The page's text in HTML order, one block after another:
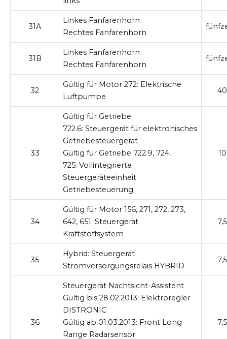
31A
Linkes Fanfarenhorn
Rechtes Fanfarenhorn
31B
Linkes Fanfarenhorn
Rechtes Fanfarenhorn
32
Gültig für Motor 272: Elektrische
Luftpumpe
40
33
Gültig für Getriebe
722.6: Steuergerätfür elektronisches
Getriebesteuergerät
Gültig für Getriebe 722.9, 724,
725: Vollintegrierte
Steuergeräteeinheit
Getriebesteuerung
10
34
Gültig für Motor 156, 271, 272, 273,
642, 651: Steuergerät
Kraftstoffsystem
7,5
35
Hybrid: Steuergerät
Stromversorgungsrelais HYBRID
7,5
36
Steuergerät Nachtsicht-Assistent
Gültig bis 28.02.2013: Elektroregler
DISTRONIC
Gültig ab 01.03.2013: Front Long
Range Radarsensor
7,5